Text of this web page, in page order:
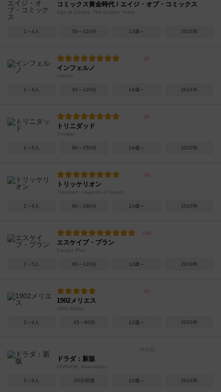
コミックス黄金時代 / エイジ・オブ・コミックス
Age of Comics: The Golden Years
1～4人 50～120分 13歳～ 2023年
インフェルノ
Inferno
1～4人 45～120分 14歳～ 2024年
トリニダッド
Trinidad
1～5人 90～150分 14歳～ 2022年
トリッケリオン
Trickerion: Legends of Illusion
2～4人 60～180分 14歳～ 2015年
エスケイプ・プラン
Escape Plan
1～5人 60～120分 12歳～ 2019年
1902メリエス
1902 Méliès
2～4人 45～60分 12歳～ 2023年
ドラダ：新版
DORADA: New edition
2～4人 20分前後 12歳～ 2024年